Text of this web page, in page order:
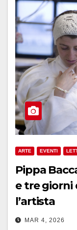
ARTE EVENTI
Pippa
e tre giorni
l’artista
MAR 4, 2026